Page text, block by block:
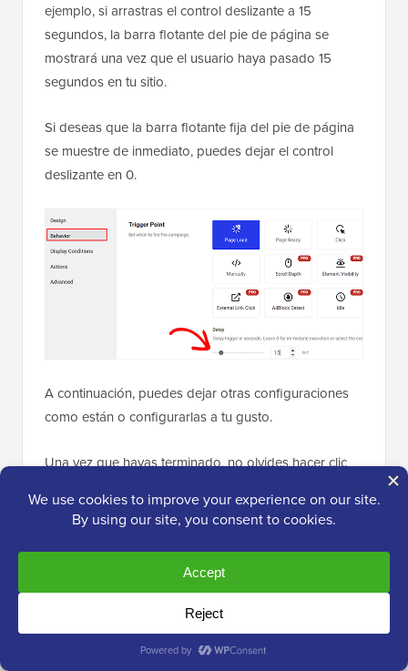
ejemplo, si arrastras el control deslizante a 15
segundos, la barra flotante del pie de página se
mostrará una vez que el usuario haya pasado 15
segundos en tu sitio.
Si deseas que la barra flotante fija del pie de página
se muestre de inmediato, puedes dejar el control
deslizante en 0.
A continuación, puedes dejar otras configuraciones
como están o configurarlas a tu gusto.
Una vez que hayas terminado, no olvides hacer clic